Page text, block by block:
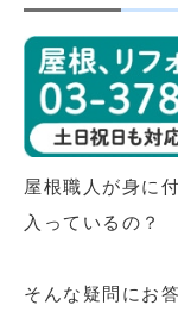
屋根職人が身に
入っているの？
そんな疑問にお